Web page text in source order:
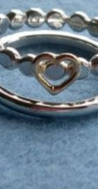
hart
€165.00
IN WINKELMAND